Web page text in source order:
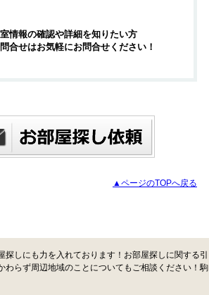
情報の確認や詳細を知りたい方
合せはお気軽にお問合せください！
▲ページのTOPへ戻る
しにも力を入れております！お部屋探しに関する引
らず周辺地域のことについてもご相談ください！駒